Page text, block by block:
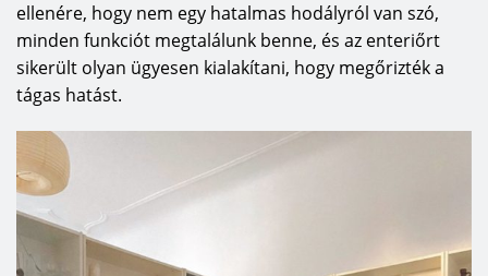
ellenére, hogy nem egy hatalmas hodályról van szó,
minden funkciót megtalálunk benne, és az enteriőrt
sikerült olyan ügyesen kialakítani, hogy megőrizték a
tágas hatást.